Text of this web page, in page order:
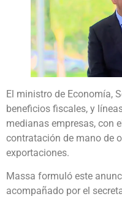
El ministro de Economía,
beneficios fiscales, y
medianas empresas, con
contratación de mano de
exportaciones.
Massa formuló este
acompañado por el